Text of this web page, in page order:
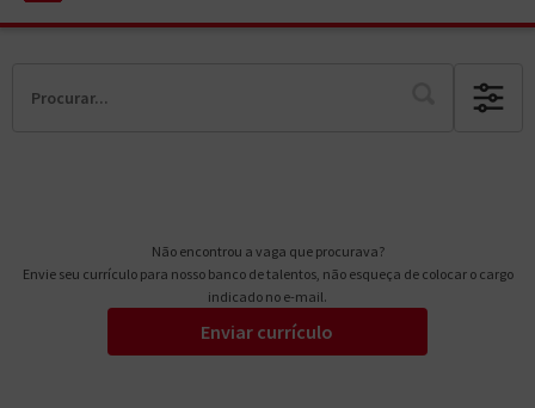
Não encontrou a vaga que procurava?
Envie seu currículo para nosso banco de talentos, não esqueça de colocar o cargo
indicado no e-mail.
Enviar currículo